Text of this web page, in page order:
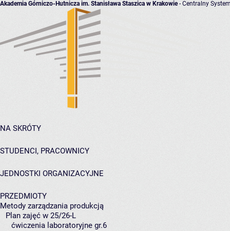
Akademia Górniczo-Hutnicza im. Stanisława Staszica w Krakowie- Centralny
NA SKRÓTY
STUDENCI, PRACOWNICY
JEDNOSTKI ORGANIZACYJNE
PRZEDMIOTY
Metody zarządzania produkcją
Plan zajęć w 25/26-L
ćwiczenia laboratoryjne gr.6